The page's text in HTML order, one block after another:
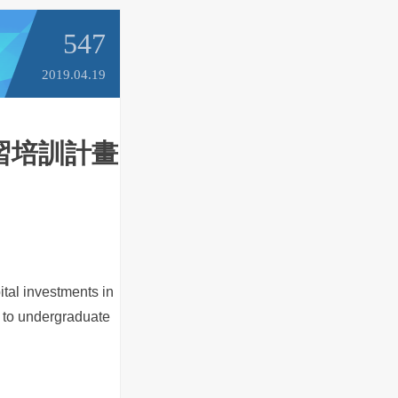
547
2019.04.19
培訓計畫
investments in
undergraduate